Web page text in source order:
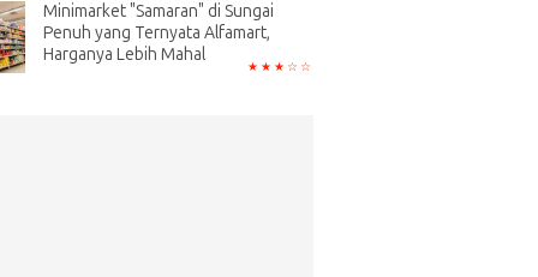
Minimarket "Samaran" di Sungai
Penuh yang Ternyata Alfamart,
Harganya Lebih Mahal